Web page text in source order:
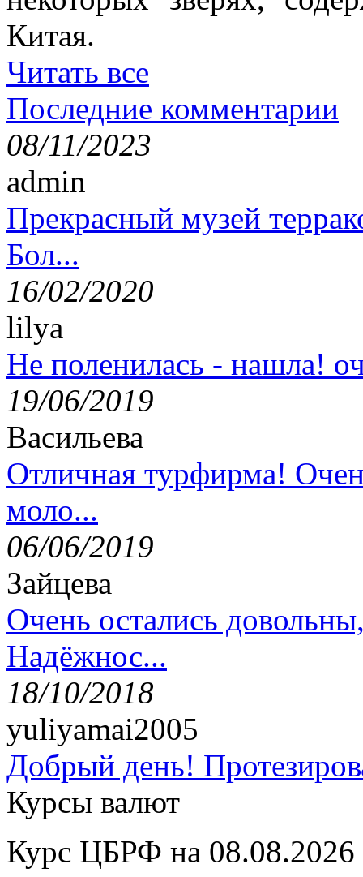
Китая.
Читать все
Последние комментарии
08/11/2023
admin
Прекрасный музей
Бол...
16/02/2020
lilya
Не поленилась - нашла!
19/06/2019
Васильева
Отличная турфирма!
моло...
06/06/2019
Зайцева
Очень остались
Надёжнос...
18/10/2018
yuliyamai2005
Добрый день!
Курсы валют
Курс ЦБРФ на 08.08.2026